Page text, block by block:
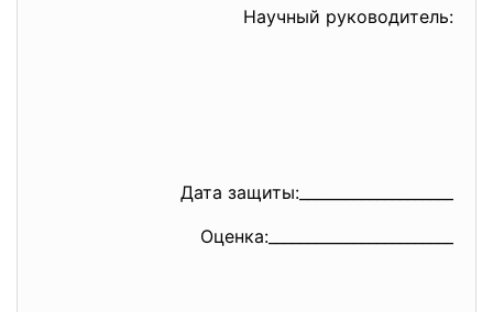
Научный руководитель:
Дата защиты:__________________
Оценка:_______________________